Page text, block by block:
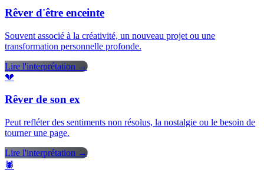
Rêver d'être enceinte
Souvent associé à la créativité, un nouveau projet ou une
transformation personnelle profonde.
Lire l'interprétation →
💔
Rêver de son ex
Peut refléter des sentiments non résolus, la nostalgie ou le besoin de
tourner une page.
Lire l'interprétation →
🕷️